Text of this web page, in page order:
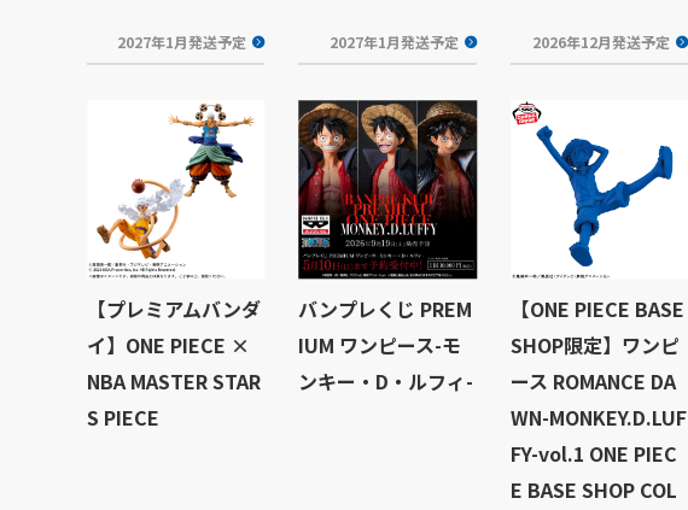
2027年1月発送予定 2027年1月発送予定 2026年12月発送予定
【プレミアムバンダ
イ】ONE PIECE ×
NBA MASTER STAR
S PIECE
バンプレくじ PREM
IUM ワンピース-モ
ンキー・D・ルフィ-
【ONE PIECE BASE
SHOP限定】ワンピ
ース ROMANCE DA
WN-MONKEY.D.LUF
FY-vol.1 ONE PIEC
E BASE SHOP COL